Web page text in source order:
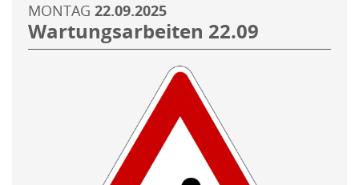
MONTAG 22.09.2025
Wartungsarbeiten 22.09